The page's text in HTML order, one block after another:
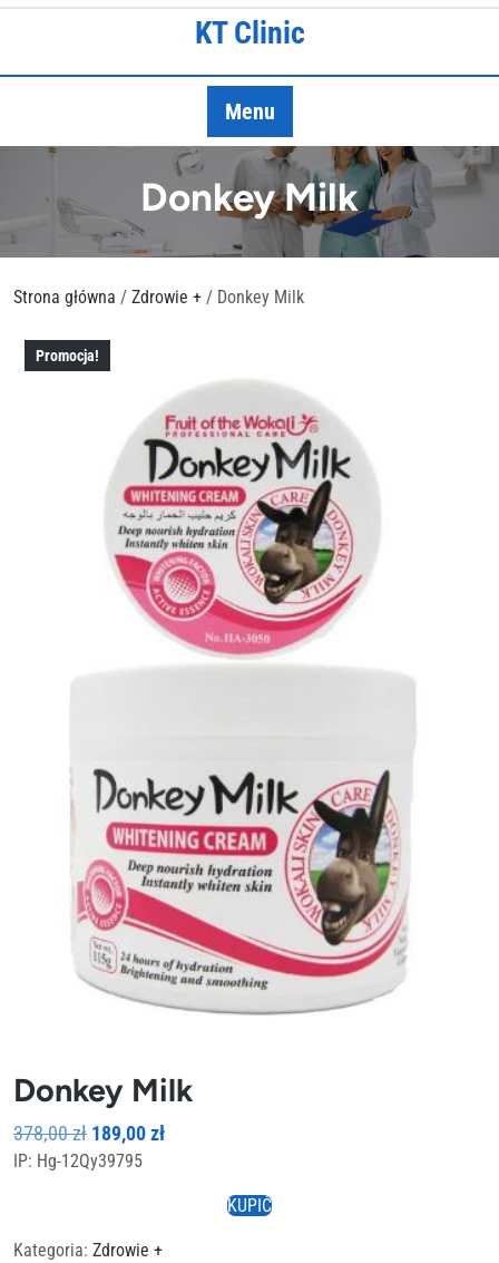
Skip
KT Clinic
Menu
Donkey Milk
Strona główna / Zdrowie + / Donkey Milk
Promocja!
Donkey Milk
378,00zł Pierwotna
cena
189,00złAktualna
189,00 zł.
IP: Hg-12Qy39795
KUPIĆ
Kategoria: Zdrowie +